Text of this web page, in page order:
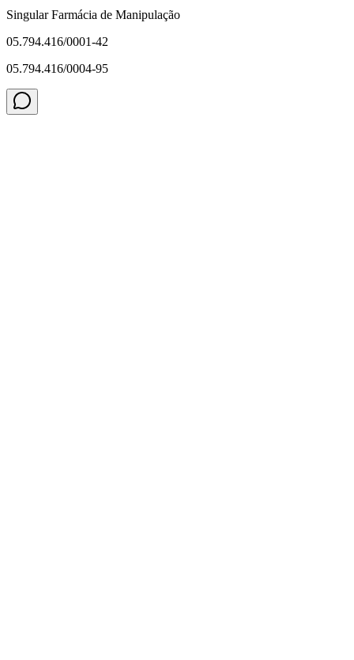
Singular Farmácia de Manipulação
05.794.416/0001-42
05.794.416/0004-95